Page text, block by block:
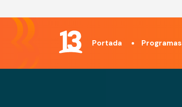
Portada Programas